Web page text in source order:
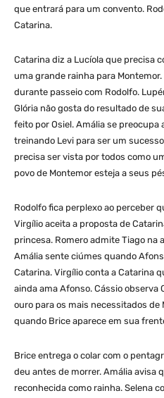
que entrará para um convento.
Catarina.
Catarina diz a Lucíola que precisa
uma grande rainha para
durante passeio com Rodolfo.
Glória não gosta do resultado de
feito por Osiel. Amália se
treinando Levi para ser um
precisa ser vista por todos como
povo de Montemor esteja a seus
Rodolfo fica perplexo ao perceber
Virgílio aceita a proposta de
princesa. Romero admite Tiago na
Amália sente ciúmes quando
Catarina. Virgílio conta a Catarina
ainda ama Afonso. Cássio
ouro para os mais necessitados de
quando Brice aparece em sua
Brice entrega o colar com o
deu antes de morrer. Amália avisa
reconhecida como rainha. Selena